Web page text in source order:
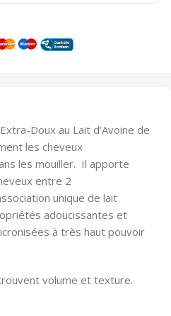
Doux au Lait d’Avoine de
les cheveux
les mouiller. Il apporte
entre 2
unique de lait
adoucissantes et
à très haut pouvoir
volume et texture.